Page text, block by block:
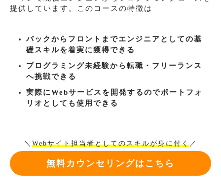
提供しています。このコースの特徴は
バックからフロントまでエンジニアとしての基
礎スキルを着実に獲得できる
プログラミング未経験から転職・フリーランス
へ挑戦できる
実際にWebサービスを開発するのでポートフォ
リオとしても使用できる
＼ Webサイト担当者としてのスキルが身に付く／
無料カウンセリングはこちら